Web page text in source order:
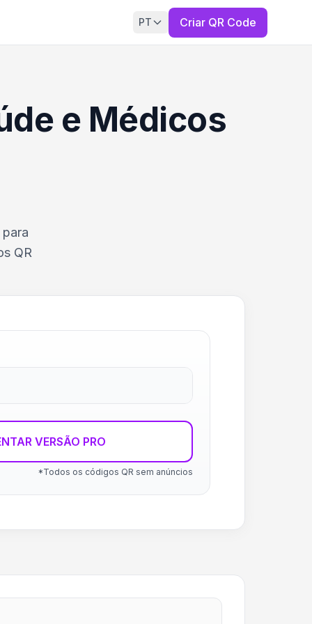
PT Criar QR Code
e Médicos
QR
VERSÃO PRO
*Todos os códigos QR sem anúncios